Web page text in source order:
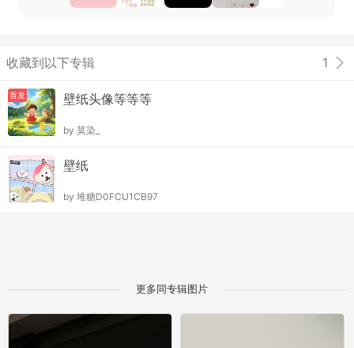
收藏到以下专辑 1
首发 壁纸头像等等等
by 莫染_
壁纸
by 堆糖D0FCU1CB97
更多同专辑图片